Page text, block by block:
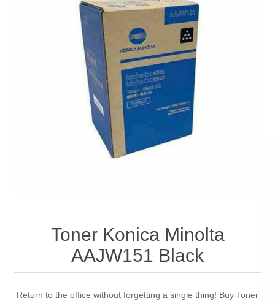
Toner Konica Minolta
AAJW151 Black
Return to the office without forgetting a single thing! Buy Toner